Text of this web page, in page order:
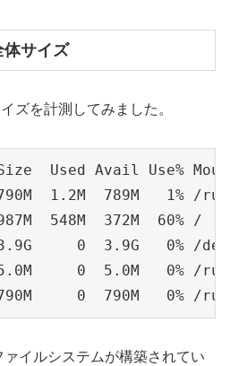
体サイズ
ズを計測してみました。
Used Avail Use%
1.2M  789M   1% /run
548M  372M  60% /
0  3.9G   0% /dev/
0  5.0M   0% /
0  790M   0% /
イルシステムが構築されてい